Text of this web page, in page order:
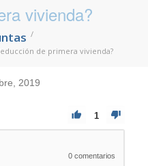
vivienda?
/
de primera vivienda?
2019
1
0 comentarios